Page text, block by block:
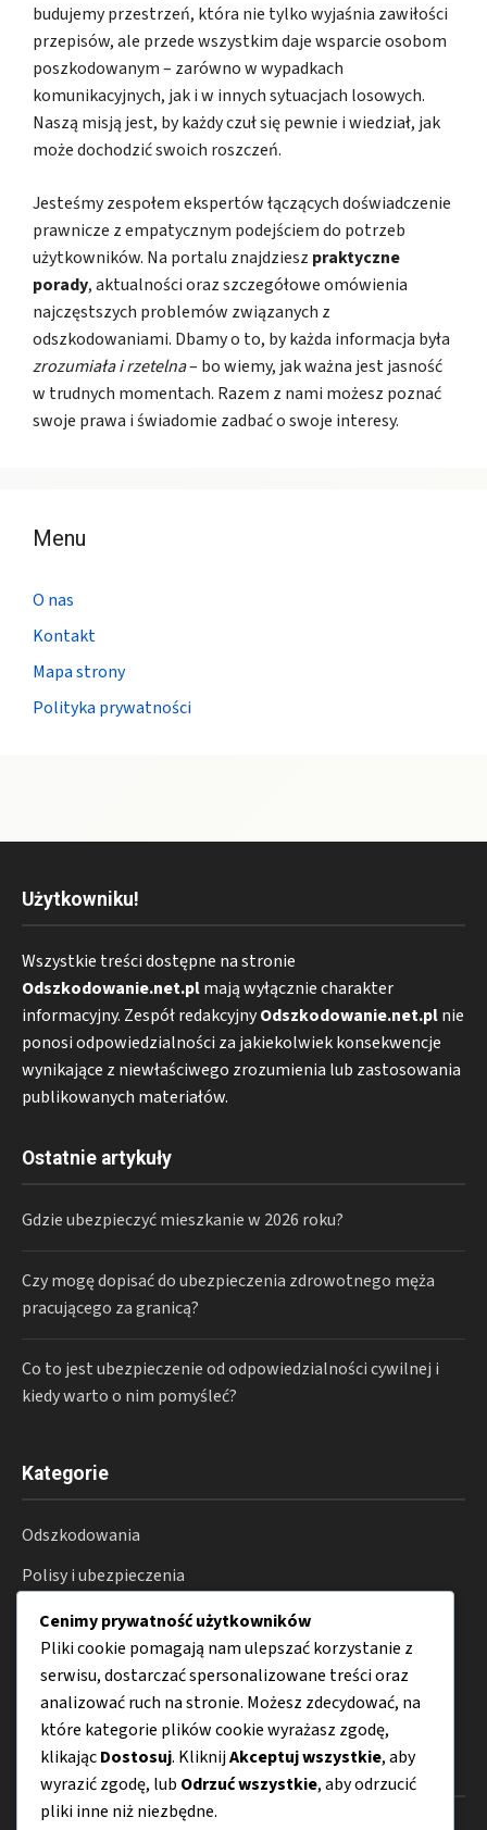
budujemy przestrzeń, która nie tylko wyjaśnia zawiłości
przepisów, ale przede wszystkim daje wsparcie osobom
poszkodowanym – zarówno w wypadkach
komunikacyjnych, jak i w innych sytuacjach losowych.
Naszą misją jest, by każdy czuł się pewnie i wiedział, jak
może dochodzić swoich roszczeń.
Jesteśmy zespołem ekspertów łączących doświadczenie
prawnicze z empatycznym podejściem do potrzeb
użytkowników. Na portalu znajdziesz praktyczne
porady, aktualności oraz szczegółowe omówienia
najczęstszych problemów związanych z
odszkodowaniami. Dbamy o to, by każda informacja była
zrozumiała i rzetelna– bo wiemy, jak ważna jest jasność
w trudnych momentach. Razem z nami możesz poznać
swoje prawa i świadomie zadbać o swoje interesy.
Menu
O nas
Kontakt
Mapa strony
Polityka prywatności
Użytkowniku!
Wszystkie treści dostępne na stronie
Odszkodowanie.net.plmają wyłącznie charakter
informacyjny. Zespół redakcyjnyOdszkodowanie.net.plnie
ponosi odpowiedzialności za jakiekolwiek konsekwencje
wynikające z niewłaściwego zrozumienia lub zastosowania
publikowanych materiałów.
Ostatnie artykuły
Gdzie ubezpieczyć mieszkanie w 2026 roku?
Czy mogę dopisać do ubezpieczenia zdrowotnego męża
pracującego za granicą?
Co to jest ubezpieczenie od odpowiedzialności cywilnej i
kiedy warto o nim pomyśleć?
Kategorie
Odszkodowania
Polisy i ubezpieczenia
Prawo i procesy
Konsument
Porady
Cenimy prywatność użytkowników
Pliki cookie pomagają nam ulepszać korzystanie z
serwisu, dostarczać spersonalizowane treści oraz
analizować ruch na stronie. Możesz zdecydować, na
które kategorie plików cookie wyrażasz zgodę,
klikającDostosuj. KliknijAkceptuj wszystkie, aby
wyrazić zgodę, lub Odrzuć wszystkie, aby odrzucić
pliki inne niż niezbędne.